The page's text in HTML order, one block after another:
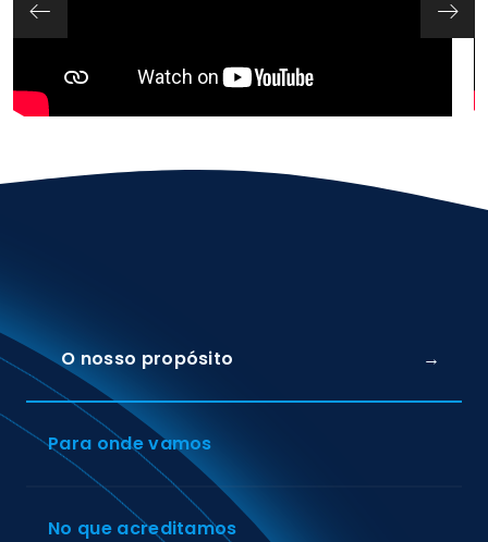
O nosso propósito
Para onde vamos
No que acreditamos